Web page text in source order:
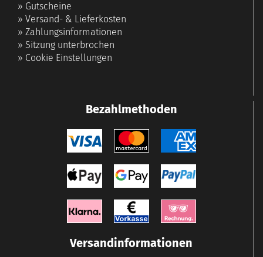
» Gutscheine
» Versand- & Lieferkosten
» Zahlungsinformationen
» Sitzung unterbrochen
» Cookie Einstellungen
Bezahlmethoden
Versandinformationen